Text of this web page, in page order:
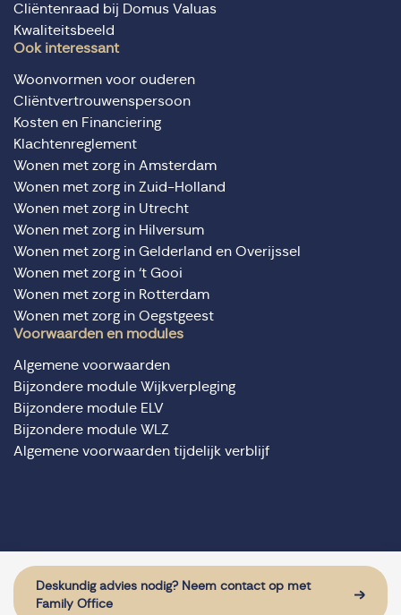
Deskundig advies nodig? Neem contact op met
Family Office
Cliëntenraad bij Domus Valuas
Kwaliteitsbeeld
Ook interessant
Woonvormen voor ouderen
Cliëntvertrouwenspersoon
Kosten en Financiering
Klachtenreglement
Wonen met zorg in Amsterdam
Wonen met zorg in Zuid-Holland
Wonen met zorg in Utrecht
Wonen met zorg in Hilversum
Wonen met zorg in Gelderland en Overijssel
Wonen met zorg in ‘t Gooi
Wonen met zorg in Rotterdam
Wonen met zorg in Oegstgeest
Voorwaarden en modules
Algemene voorwaarden
Bijzondere module Wijkverpleging
Bijzondere module ELV
Bijzondere module WLZ
Algemene voorwaarden tijdelijk verblijf
Website door: Sturdy Digital